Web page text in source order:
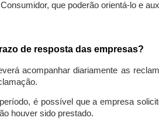
que poderão orientá-lo e
de resposta das empresas?
acompanhar diariamente as
é possível que a empresa
houver sido prestado.